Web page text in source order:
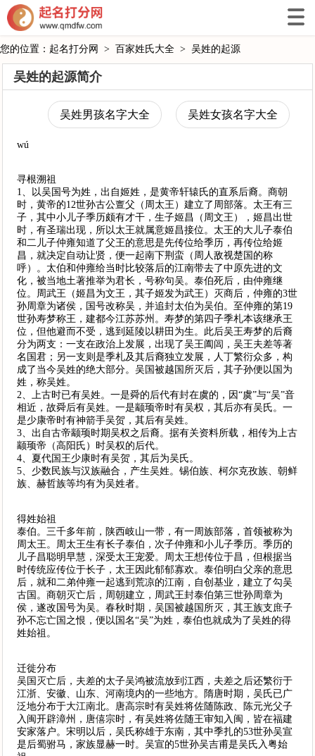
您的位置： 起名打分网 > 百家姓氏大全 > 吴姓的起源
吴姓的起源简介
吴姓男孩名字大全 吴姓女孩名字大全
wú
寻根溯祖
1、以吴国号为姓，出自姬姓，是黄帝轩辕氏的直系后裔。商朝
时，黄帝的12世孙古公亶父（周太王）建立了周部落。太王有三
子，其中小儿子季历颇有才干，生子姬昌（周文王），姬昌出世
时，有圣瑞出现，所以太王就属意姬昌接位。太王的大儿子泰伯
和二儿子仲雍知道了父王的意思是先传位给季历，再传位给姬
昌，就决定自动让贤，便一起南下荆蛮（周人敌视楚国的称
呼）。太伯和仲雍给当时比较落后的江南带去了中原先进的文
化，被当地土著推举为君长，号称句吴。泰伯死后，由仲雍继
位。周武王（姬昌为文王，其子姬发为武王）灭商后，仲雍的3世
孙周章为诸侯，国号改称吴，并追封太伯为吴伯。至仲雍的第19
世孙寿梦称王，建都今江苏苏州。寿梦的第四子季札本该继承王
位，但他避而不受，逃到延陵以耕田为生。此后吴王寿梦的后裔
分为两支：一支在政治上发展，出现了吴王阖闾，吴王夫差等著
名国君；另一支则是季札及其后裔独立发展，人丁繁衍众多，构
成了当今吴姓的绝大部分。吴国被越国所灭后，其子孙便以国为
姓，称吴姓。
2、上古时已有吴姓。一是舜的后代有封在虞的，因“虞”与“吴”音
相近，故舜后有吴姓。一是颛顼帝时有吴权，其后亦有吴氏。一
是少康帝时有神箭手吴贺，其后有吴姓。
3、出自古帝颛顼时期吴权之后裔。据有关资料所载，相传为上古
颛顼帝（高阳氏）时吴权的后代。
4、夏代国王少康时有吴贺，其后为吴氏。
5、少数民族与汉族融合，产生吴姓。锡伯族、柯尔克孜族、朝鲜
族、赫哲族等均有为吴姓者。
得姓始祖
泰伯。三千多年前，陕西岐山一带，有一周族部落，首领被称为
周太王。周太王生有长子泰伯，次子仲雍和小儿子季历。季历的
儿子昌聪明早慧，深受太王宠爱。周太王想传位于昌，但根据当
时传统应传位于长子，太王因此郁郁寡欢。泰伯明白父亲的意思
后，就和二弟仲雍一起逃到荒凉的江南，自创基业，建立了勾吴
古国。商朝灭亡后，周朝建立，周武王封泰伯第三世孙周章为
侯，遂改国号为吴。春秋时期，吴国被越国所灭，其王族支庶子
孙不忘亡国之恨，便以国名“吴”为姓，泰伯也就成为了吴姓的得
姓始祖。
迁徙分布
吴国灭亡后，夫差的太子吴鸿被流放到江西，夫差之后还繁衍于
江浙、安徽、山东、河南境内的一些地方。隋唐时期，吴氏已广
泛地分布于大江南北。唐高宗时有吴姓将佐随陈政、陈元光父子
入闽开辟漳州，唐僖宗时，有吴姓将佐随王审知入闽，皆在福建
安家落户。宋明以后，吴氏称雄于东南，其中季扎的53世孙吴宣
是后蜀驸马，家族显赫一时。吴宣的5世孙吴吉甫是吴氏入粤始